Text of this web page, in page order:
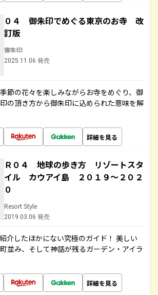
０４ 御朱印でめぐる東京のお寺 改
訂版
御朱印
2025.11.06 発売
節の花々を楽しみながらお寺をめぐり、御
の頂き方から御朱印に込められた意味を解
詳細を見る
Ｒ０４ 地球の歩き方 リゾートスタ
イル カウアイ島 ２０１９～２０２
０
Resort Style
2019.03.06 発売
介したほかにない究極のガイド！ 美しい
並み、そして神話が残るガーデン・アイラ
詳細を見る